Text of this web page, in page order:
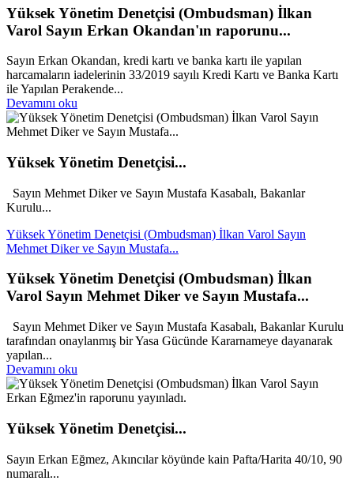
Yüksek Yönetim Denetçisi (Ombudsman) İlkan
Varol Sayın Erkan Okandan'ın raporunu...
Sayın Erkan Okandan, kredi kartı ve banka kartı ile yapılan
harcamaların iadelerinin 33/2019 sayılı Kredi Kartı ve Banka Kartı
ile Yapılan Perakende...
Devamını oku
Yüksek Yönetim Denetçisi...
Sayın Mehmet Diker ve Sayın Mustafa Kasabalı, Bakanlar
Kurulu...
Yüksek Yönetim Denetçisi (Ombudsman) İlkan Varol Sayın
Mehmet Diker ve Sayın Mustafa...
Yüksek Yönetim Denetçisi (Ombudsman) İlkan
Varol Sayın Mehmet Diker ve Sayın Mustafa...
Sayın Mehmet Diker ve Sayın Mustafa Kasabalı, Bakanlar Kurulu
tarafından onaylanmış bir Yasa Gücünde Kararnameye dayanarak
yapılan...
Devamını oku
Yüksek Yönetim Denetçisi...
Sayın Erkan Eğmez, Akıncılar köyünde kain Pafta/Harita 40/10, 90
numaralı...